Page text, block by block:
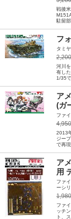
戦後
駐留
フ
タミ
河川
有し
1/35
ア
(ガ
ファ
2013
ジー
で再現
ア
用
ファ
ーシ
ファ
ッチ
ト、